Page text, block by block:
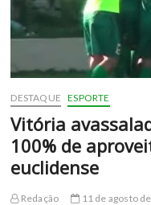
DESTAQUE ESPORTE
Vitória
100% de
euclidense
Redação 11 de agosto